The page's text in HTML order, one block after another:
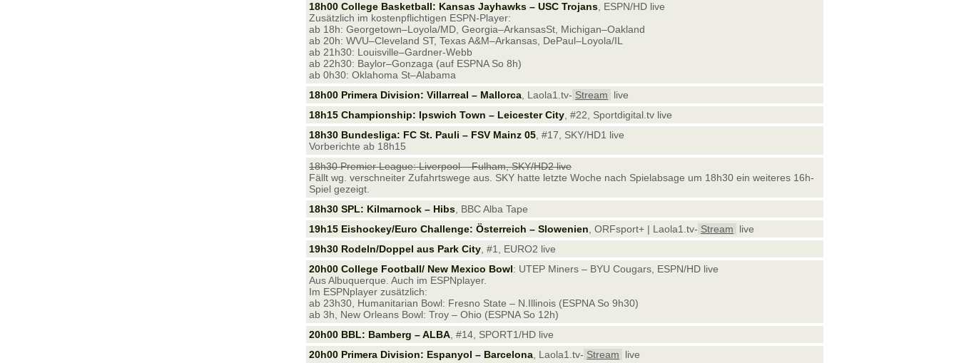
18h00 College Basketball: Kansas Jayhawks – USC Trojans , ESPN/HD live
Zusätzlich im kostenpflichtigen ESPN-Player:
ab 18h: Georgetown–Loyola/MD, Georgia–ArkansasSt, Michigan–Oakland
ab 20h: WVU–Cleveland ST, Texas A&M–Arkansas, DePaul–Loyola/IL
ab 21h30: Louisville–Gardner-Webb
ab 22h30: Baylor–Gonzaga (auf ESPNA So 8h)
ab 0h30: Oklahoma St–Alabama
18h00 Primera Division: Villarreal – Mallorca , Laola1.tv- Stream
live
18h15 Championship: Ipswich Town – Leicester City , #22, Sportdigital.tv live
18h30 Bundesliga: FC St. Pauli – FSV Mainz 05 , #17, SKY/HD1 live
Vorberichte ab 18h15
18h30 Premier League: Liverpool – Fulham, SKY/HD2 live
Fällt wg. verschneiter Zufahrtswege aus. SKY hatte letzte Woche nach Spielabsage um 18h30 ein weiteres 16h-
Spiel gezeigt.
18h30 SPL: Kilmarnock – Hibs , BBC Alba Tape
19h15 Eishockey/Euro Challenge: Österreich – Slowenien , ORFsport+ | Laola1.tv- Stream
live
19h30 Rodeln/Doppel aus Park City , #1, EURO2 live
20h00 College Football/ New Mexico Bowl: UTEP Miners – BYU Cougars, ESPN/HD live
Aus Albuquerque. Auch im ESPNplayer.
Im ESPNplayer zusätzlich:
ab 23h30, Humanitarian Bowl: Fresno State – N.Illinois (ESPNA So 9h30)
ab 3h, New Orleans Bowl: Troy – Ohio (ESPNA So 12h)
20h00 BBL: Bamberg – ALBA , #14, SPORT1/HD live
20h00 Primera Division: Espanyol – Barcelona , Laola1.tv- Stream live